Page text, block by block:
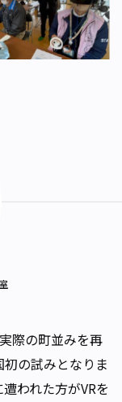
際の町並みを再
の試みとなりま
われた方がVRを